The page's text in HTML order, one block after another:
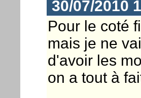
30/07/2010
Pour le coté
mais je ne
d'avoir les
on a tout à